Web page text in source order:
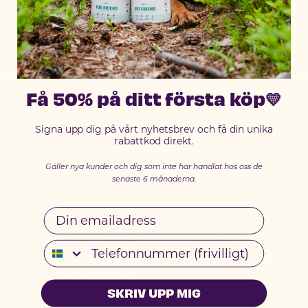
Om oss
DIN PÅVERKAN
VAD DIN VÄN SPARAR PER ÅR
Jämfört med ett köttbaserat foder - räknat på
vår livscykelanalys.
HUND · 12 KG FODER/MÅN
836 kg
koldioxid sparad per år - som 4 bilresor
Få 50% på ditt första köp💛
Signa upp dig på vårt nyhetsbrev och få din unika
rabattkod direkt.
Gäller nya kunder och dig som inte har handlat hos oss de
senaste 6 månaderna.
Email
Telefonnummer
SKRIV UPP MIG